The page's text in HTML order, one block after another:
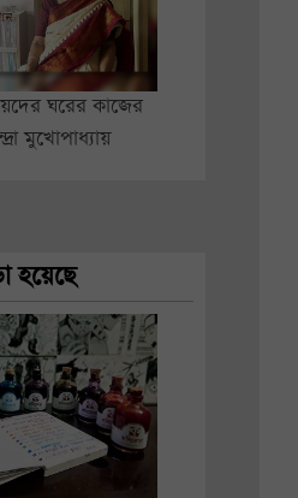
ঘরের কাজের
মুখোপাধ্যায়
হয়েছে